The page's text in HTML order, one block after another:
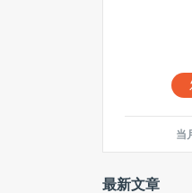
当
最新文章